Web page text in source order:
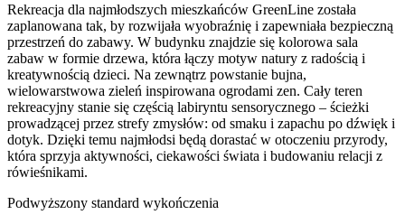
Rekreacja dla najmłodszych mieszkańców GreenLine została
zaplanowana tak, by rozwijała wyobraźnię i zapewniała bezpieczną
przestrzeń do zabawy. W budynku znajdzie się kolorowa sala
zabaw w formie drzewa, która łączy motyw natury z radością i
kreatywnością dzieci. Na zewnątrz powstanie bujna,
wielowarstwowa zieleń inspirowana ogrodami zen. Cały teren
rekreacyjny stanie się częścią labiryntu sensorycznego – ścieżki
prowadzącej przez strefy zmysłów: od smaku i zapachu po dźwięk i
dotyk. Dzięki temu najmłodsi będą dorastać w otoczeniu przyrody,
która sprzyja aktywności, ciekawości świata i budowaniu relacji z
rówieśnikami.
Podwyższony standard wykończenia